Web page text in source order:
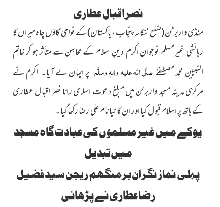
نصراقبال عطاری
منڈی واربرٹن(ضلع ننکانہ پنجاب ، پاکستان)کے نواحی گاؤں چاہ میراں کا
رہائشی غیرمسلم نوجوان اکرم دینِ اسلام کے محاسِن سے متأثر ہو کر خاتم
النبیین محمد مصطفےٰ صلَّی اللہ علیہ واٰلہٖ وسلَّم پر ایمان لے آیا۔ اکرم نے
مرکزی مدینہ مسجد واربرٹن میں مبلغ دعوت اسلامی رانا نصر اقبال عطاری
کے ہاتھ پر اسلام قبول کیا اور ان کا نیا نام علی رضا رکھا گیا۔
یوکے میں غیر مسلموں کی عبادت گاہ مسجد
میں تبدیل
پہلی نماز نگران برمنگھم ریجن سید فضیل
رضا عطاری نے پڑھائی